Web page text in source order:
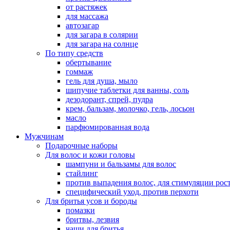
от растяжек
для массажа
автозагар
для загара в солярии
для загара на солнце
По типу средств
обертывание
гоммаж
гель для душа, мыло
шипучие таблетки для ванны, соль
дезодорант, спрей, пудра
крем, бальзам, молочко, гель, лосьон
масло
парфюмированная вода
Мужчинам
Подарочные наборы
Для волос и кожи головы
шампуни и бальзамы для волос
стайлинг
против выпадения волос, для стимуляции
специфический уход, против перхоти
Для бритья усов и бороды
помазки
бритвы, лезвия